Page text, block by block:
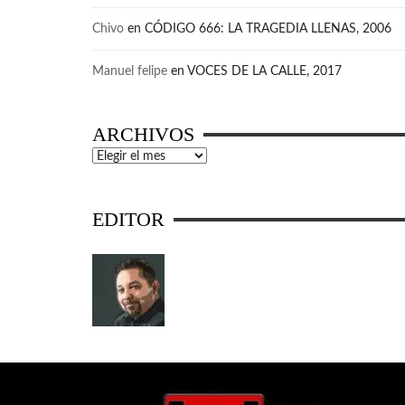
Chivo en CÓDIGO 666: LA TRAGEDIA LLENAS, 2006
Manuel felipe en VOCES DE LA CALLE, 2017
ARCHIVOS
Archivos
EDITOR